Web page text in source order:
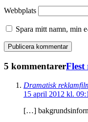
Webbplats
Spara mitt namn, min
5 kommentarerFlest
Dramatisk
15 april 2012 kl.
[…]